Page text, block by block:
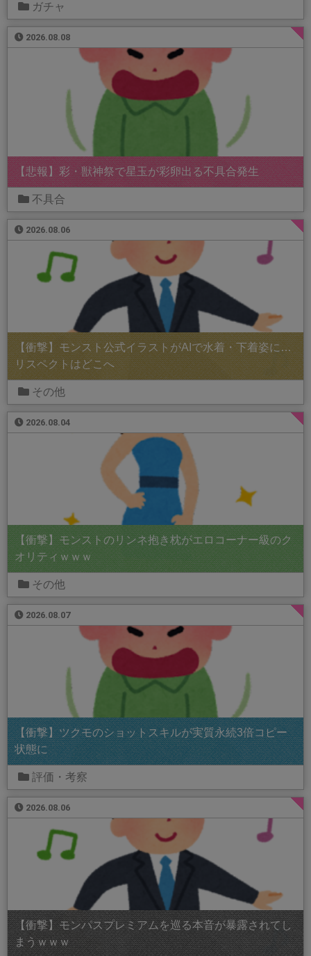
ガチャ
2026.08.08
【悲報】彩・獣神祭で星玉が彩卵出る不具合発生
不具合
2026.08.06
【衝撃】モンスト公式イラストがAIで水着・下着姿に…
リスペクトはどこへ
その他
2026.08.04
【衝撃】モンストのリンネ抱き枕がエロコーナー級のク
オリティｗｗｗ
その他
2026.08.07
【衝撃】ツクモのショットスキルが実質永続3倍コピー
状態に
評価・考察
2026.08.06
【衝撃】モンパスプレミアムを巡る本音が暴露されてし
まうｗｗｗ